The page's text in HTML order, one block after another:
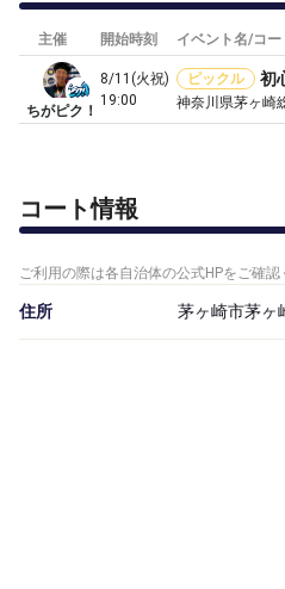
主催 開始時刻 イベント名/コー
ちがピク！
8/11(火祝)
19:00
ピックル 初
神奈川県茅ヶ崎
コート情報
ご利用の際は各自治体の公式HPをご確認
住所 茅ヶ崎市茅ヶ